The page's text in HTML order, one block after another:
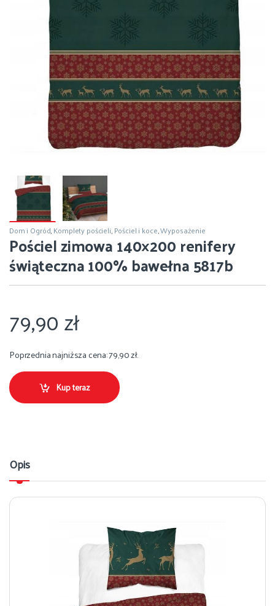
Dom i Ogród,Komplety pościeli,Pościel i koce,Wyposażenie
Pościel zimowa 140×200 renifery
świąteczna 100% bawełna 5817b
79,90zł
Poprzednia najniższa cena:79,90zł.
Kup teraz
Opis